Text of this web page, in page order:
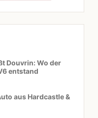
Douvrin: Wo der
entstand
aus Hardcastle &